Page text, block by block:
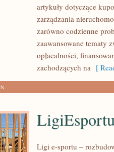
artykuły dotyczące
zarządzania
zarówno codzienne
zaawansowane tematy
opłacalności,
zachodzących na [
Ligi e-sportu –